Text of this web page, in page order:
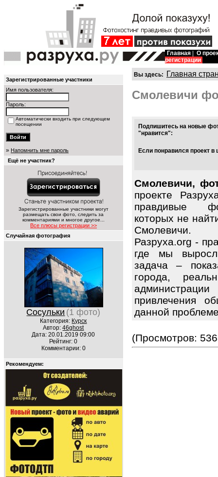
Главная
О
регистрации
Зарегистрированные участники
Имя пользователя:
Пароль:
Автоматически входить при следующем
посещении
» Напомнить мне пароль
Ещё не участник?
Зарегистрированные участники могут
размещать свои фото, следить за
комментариями и многое другое...
Все плюсы регистрации >>
Случайная фотография
Сосульки (1 фото)
Категория: Курск
Автор:46ghost
Дата: 20.01.2019 09:00
Рейтинг: 0
Комментарии: 0
Рекомендуем:
Вы здесь: Главная
Смолевичи
Подпишитесь на новые
"нравится":
Если понравился проект
Смолевичи,
проекте
правдивые
которых не
Смолевичи.
Разруха.org -
где мы
задача –
города,
привлечения
данной
(Просмотров: